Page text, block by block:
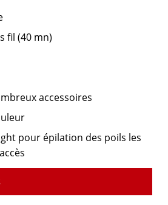
fil (40 mn)
accessoires
pour épilation des poils les